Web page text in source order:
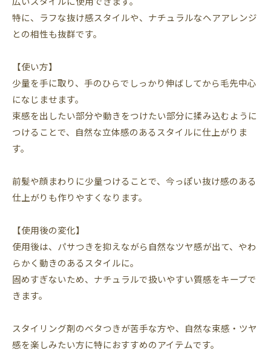
特に、ラフな抜け感スタイルや、ナチュラルなヘアアレンジ
との相性も抜群です。
【使い方】
少量を手に取り、手のひらでしっかり伸ばしてから毛先中心
になじませます。
束感を出したい部分や動きをつけたい部分に揉み込むように
つけることで、自然な立体感のあるスタイルに仕上がりま
す。
前髪や顔まわりに少量つけることで、今っぽい抜け感のある
仕上がりも作りやすくなります。
【使用後の変化】
使用後は、パサつきを抑えながら自然なツヤ感が出て、やわ
らかく動きのあるスタイルに。
固めすぎないため、ナチュラルで扱いやすい質感をキープで
きます。
スタイリング剤のベタつきが苦手な方や、自然な束感・ツヤ
感を楽しみたい方に特におすすめのアイテムです。